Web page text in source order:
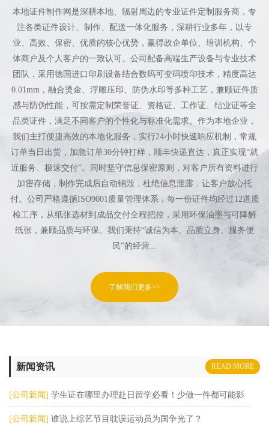
本地证件制作网是深耕本地、辐射周边的专业证件定制服务商，专
注各类证件设计、制作、配送一体化服务，深耕行业多年，以专
业、高效、保密、优质的核心优势，赢得政企单位、培训机构、个
体商户及个人客户的一致认可。公司配备高端生产设备与专业技术
团队，采用德国进口印刷设备结合数码可变码喷印技术，精度高达
0.01mm，融合烫金、浮雕压印、防伪水印等多种工艺，兼顾证件质
感与防伪性能，可按需定制荣誉证、资格证、工作证、结业证等全
品类证件，满足不同客户的个性化与标准化需求。作为本地企业，
我们主打便捷高效的本地化服务，实行24小时快速响应机制，常规
订单当日出货，加急订单30分钟打样，顺丰快递直达，真正实现“就
近服务、极速交付”。同时坚守信息保密原则，对客户所有资料进行
加密存储，制作完成后自动销毁，杜绝信息泄露，让客户放心托
付。公司严格遵循ISO9001质量管理体系，每一份证件均经过12道质
检工序，从纸张选材到成品交付全程把控，采用环保油墨与可降解
纸张，兼顾品质与环保。我们秉持“诚信为本、品质立身、服务便
民”的经营...
了解我们更多>>
新闻资讯 READ MORE
[公司新闻] 学生证在哪里办理赴日留学必看！少做一件都可能影
响你的在留资格
[公司新闻] 谁说上综艺节目耽误运动员为国争光了？